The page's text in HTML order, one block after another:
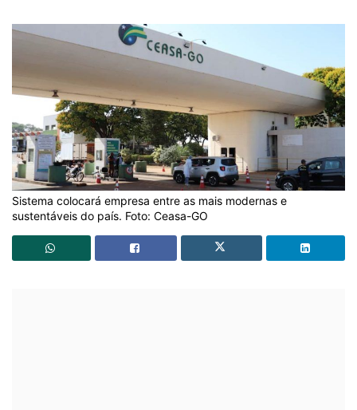
Sistema colocará empresa entre as mais modernas e
sustentáveis do país. Foto: Ceasa-GO